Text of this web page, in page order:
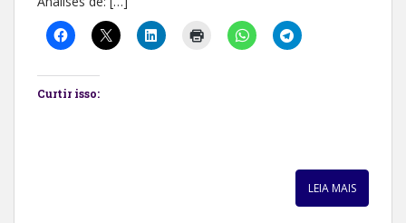
Curtir isso:
LEIA MAIS